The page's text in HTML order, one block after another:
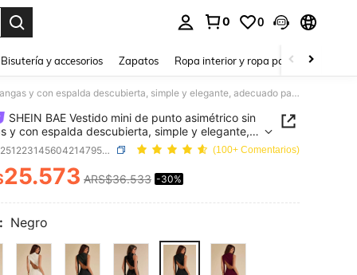
0 0
Bisutería y accesorios Zapatos Ropa interior y ropa para dormir
SHEIN BAE Vestido mini de punto asimétrico sin mangas y con espalda descubierta, simple y elegante, adecuado para el verano, vuelta al colegio, graduación, invitado de boda, vacaciones y citas
SHEIN BAE Vestido mini de punto asimétrico sin
y con espalda descubierta, simple y elegante,
para el verano, vuelta al colegio, graduación,
de boda, vacaciones y citas
SKU: sz251223145604214795004 (100+ Comentarios)
AND AVAILABILITY
25.573 ARS$36.533 -30%
Negro